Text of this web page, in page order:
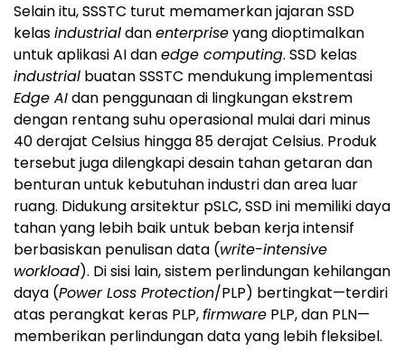
Selain itu, SSSTC turut memamerkan jajaran SSD
kelasindustrialdanenterpriseyang dioptimalkan
untuk aplikasi AI danedge computing. SSD kelas
industrial buatan SSSTC mendukung implementasi
Edge AIdan penggunaan di lingkungan ekstrem
dengan rentang suhu operasional mulai dari minus
40 derajat Celsius hingga 85 derajat Celsius. Produk
tersebut juga dilengkapi desain tahan getaran dan
benturan untuk kebutuhan industri dan area luar
ruang. Didukung arsitektur pSLC, SSD ini memiliki daya
tahan yang lebih baik untuk beban kerja intensif
berbasiskan penulisan data (write-intensive
workload). Di sisi lain, sistem perlindungan kehilangan
daya (Power Loss Protection/PLP) bertingkat—terdiri
atas perangkat keras PLP,firmware PLP, dan PLN—
memberikan perlindungan data yang lebih fleksibel.